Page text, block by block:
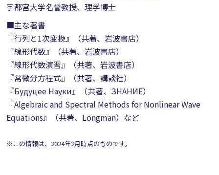
宇都宮大学名誉教授、理学博士
■主な著書
『行列と1次変換』（共著、岩波書店）
『線形代数』（共著、岩波書店）
『線形代数演習』（共著、岩波書店）
『常微分方程式』（共著、講談社）
『Будуцее Науки』（共著、ЗНАНИЕ）
『Algebraic and Spectral Methods for Nonlinear Wave
Equations』（共著、Longman）など
※この情報は、2024年2月時点のものです。